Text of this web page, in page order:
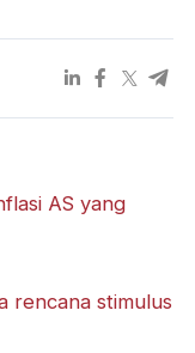
AS yang
rencana stimulus